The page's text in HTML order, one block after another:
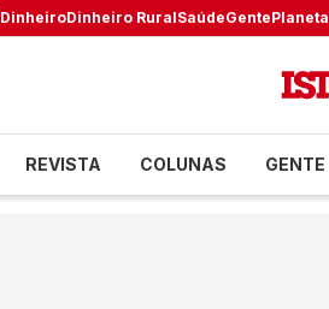
DinheiroDinheiro RuralSaúdeGentePlaneta
REVISTA COLUNAS GENTE